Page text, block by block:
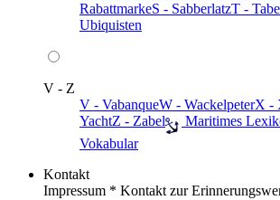
RabattmarkeS - SabberlatzT -
Ubiquisten
V - Z
V - VabanqueW - WackelpeterX -
YachtZ - Zabel Maritimes
Vokabular
Kontakt
Impressum * Kontakt zur